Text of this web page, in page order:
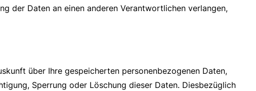
der Daten an einen anderen Verantwortlichen verlangen,
über Ihre gespeicherten personenbezogenen Daten,
Sperrung oder Löschung dieser Daten. Diesbezüglich